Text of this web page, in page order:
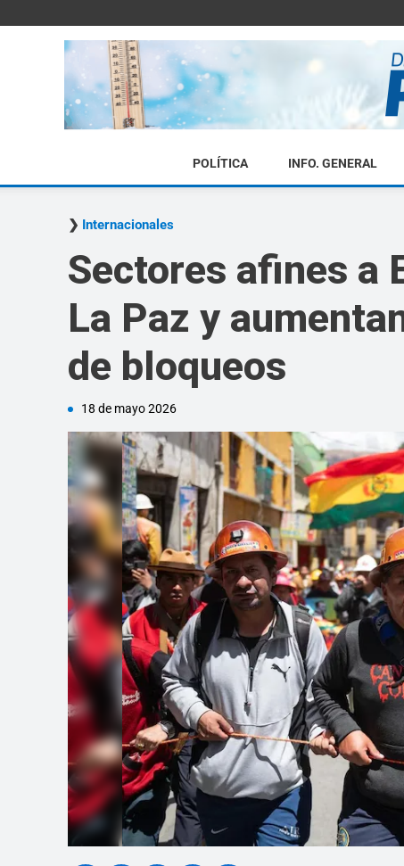
POLÍTICA INFO. GENERAL
Internacionales
Sectores afines a
La Paz y
de bloqueos
18 de mayo 2026